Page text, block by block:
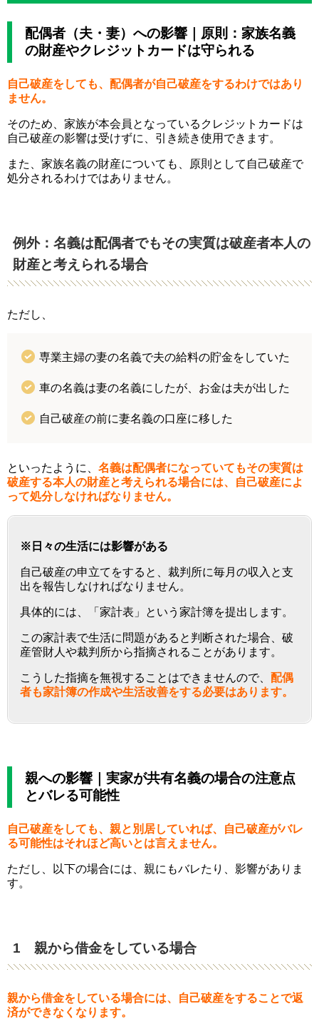
配偶者（夫・妻）への影響｜原則：家族名義
の財産やクレジットカードは守られる
自己破産をしても、配偶者が自己破産をするわけではあり
ません。
そのため、家族が本会員となっているクレジットカードは
自己破産の影響は受けずに、引き続き使用できます。
また、家族名義の財産についても、原則として自己破産で
処分されるわけではありません。
例外：名義は配偶者でもその実質は破産者本人の
財産と考えられる場合
ただし、
専業主婦の妻の名義で夫の給料の貯金をしていた
車の名義は妻の名義にしたが、お金は夫が出した
自己破産の前に妻名義の口座に移した
といったように、 名義は配偶者になっていてもその実質は
破産する本人の財産と考えられる場合には、自己破産によ
って処分しなければなりません。
※日々の生活には影響がある
自己破産の申立てをすると、裁判所に毎月の収入と支
出を報告しなければなりません。
具体的には、「家計表」という家計簿を提出します。
この家計表で生活に問題があると判断された場合、破
産管財人や裁判所から指摘されることがあります。
こうした指摘を無視することはできませんので、 配偶
者も家計簿の作成や生活改善をする必要はあります。
親への影響｜実家が共有名義の場合の注意点
とバレる可能性
自己破産をしても、親と別居していれば、自己破産がバレ
る可能性はそれほど高いとは言えません。
ただし、以下の場合には、親にもバレたり、影響がありま
す。
1 親から借金をしている場合
親から借金をしている場合には、自己破産をすることで返
済ができなくなります。